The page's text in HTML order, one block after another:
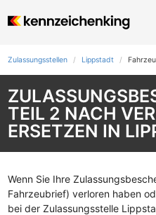
Zulassungsstellen Lippstadt
TEIL 2 NACH
ERSETZEN IN
Wenn Sie Ihre
Fahrzeubrief) verloren haben
bei der Zulassungsstelle